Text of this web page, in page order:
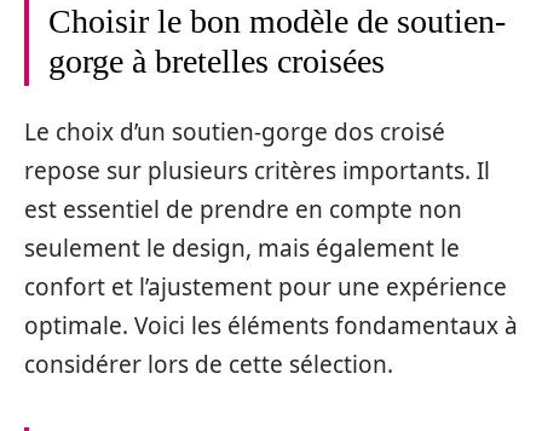
Choisir le bon modèle de soutien-
gorge à bretelles croisées
Le choix d’un soutien-gorge dos croisé
repose sur plusieurs critères importants. Il
est essentiel de prendre en compte non
seulement le design, mais également le
confort et l’ajustement pour une expérience
optimale. Voici les éléments fondamentaux à
considérer lors de cette sélection.